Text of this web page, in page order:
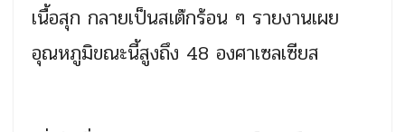
เนื้อสุก กลายเป็นสเต๊กร้อน ๆ รายงานเผย
อุณหภูมิขณะนี้สูงถึง 48 องศาเซลเซียส